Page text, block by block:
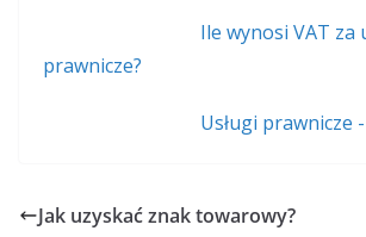
Ile wynosi VAT za
prawnicze?
Usługi prawnicze
Jak uzyskać znak towarowy?